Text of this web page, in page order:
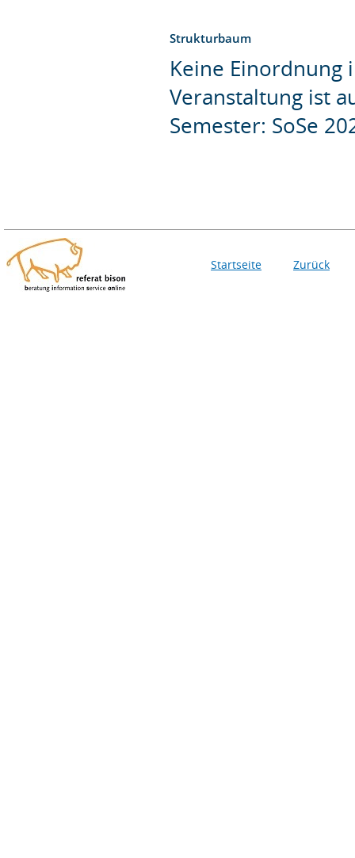
Strukturbaum
Keine Einordnung
Veranstaltung ist
Semester: SoSe
Startseite Zurück